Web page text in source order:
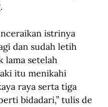
istrinya
dan sudah letih
lama setelah
itu menikahi
raya serta tiga
bidadari,” tulis de